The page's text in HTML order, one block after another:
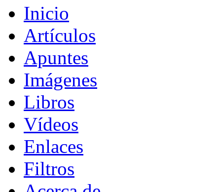
Inicio
Artículos
Apuntes
Imágenes
Libros
Vídeos
Enlaces
Filtros